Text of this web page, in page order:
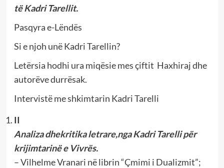
të Kadri Tarellit.
Pasqyra e-Lëndës
Si e njoh unë Kadri Tarellin?
Letërsia hodhi ura miqësie mes çiftit Haxhiraj dhe
autorëve durrësak.
Intervistë me shkimtarin Kadri Tarelli
II
Analiza dhekritika letrare,nga Kadri Tarelli për
krijimtarinë e Vivrës.
–Vilhelme Vranari në librin “Çmimi i Dualizmit”;